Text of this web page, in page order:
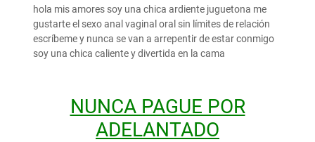
hola mis amores soy una chica ardiente juguetona me
gustarte el sexo anal vaginal oral sin límites de relación
escríbeme y nunca se van a arrepentir de estar conmigo
soy una chica caliente y divertida en la cama
NUNCA PAGUE POR
ADELANTADO